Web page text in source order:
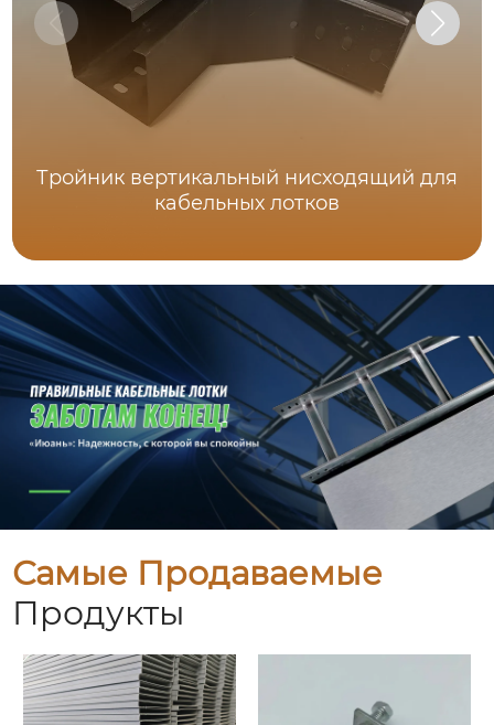
Тройник вертикальный нисходящий для
кабельных лотков
Самые Продаваемые
Продукты